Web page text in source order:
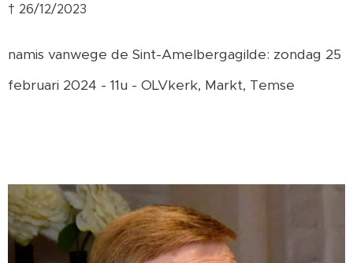
† 26/12/2023
namis vanwege de Sint-Amelbergagilde: zondag 25
februari 2024 - 11u - OLVkerk, Markt, Temse